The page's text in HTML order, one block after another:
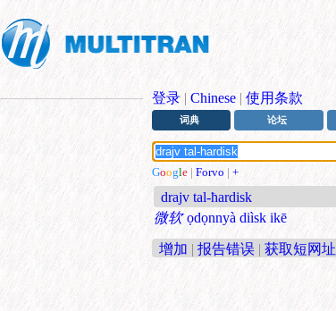
登录 | Chinese | 使用条款
词典 论坛
Google | Forvo | +
drajv tal-ħardisk
微软 ọdọnnyà diìsk ikē
增加 | 报告错误 | 获取短网址